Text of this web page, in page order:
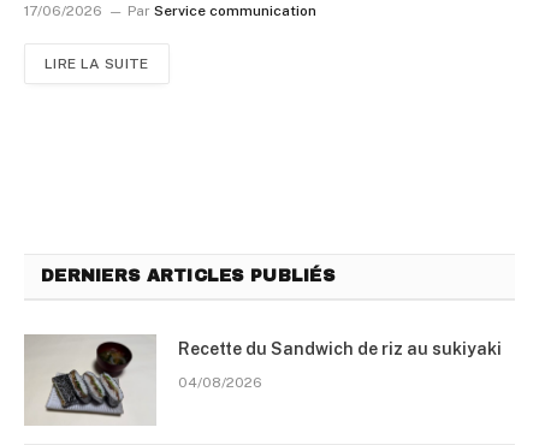
17/06/2026 Par Service communication
LIRE LA SUITE
DERNIERS ARTICLES PUBLIÉS
Recette du Sandwich de riz au sukiyaki
04/08/2026